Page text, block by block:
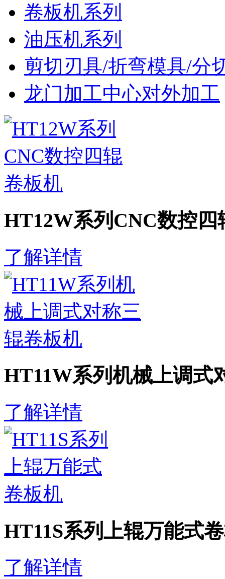
卷板机系列
油压机系列
剪切刃具/折弯模具/分
龙门加工中心对外加工
HT12W系列CNC数控四
了解详情
HT11W系列机械上调式
了解详情
HT11S系列上辊万能式
了解详情